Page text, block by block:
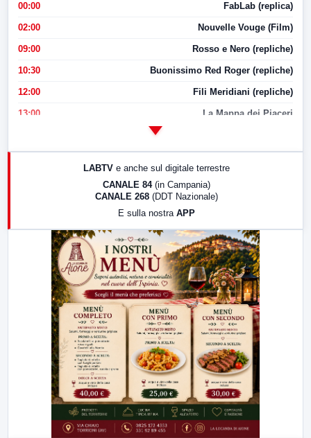
00:00 FabLab (replica)
02:00 Nouvelle Vouge (Film)
09:00 Rosso e Nero (repliche)
10:30 Buonissimo Red Roger (repliche)
12:00 Fili Meridiani (repliche)
13:00 La Mappa dei Piaceri
LabNews (replica)
LABTV e anche sul digitale terrestre
CANALE 84 (in Campania)
CANALE 268 (DDT Nazionale)
E sulla nostra APP